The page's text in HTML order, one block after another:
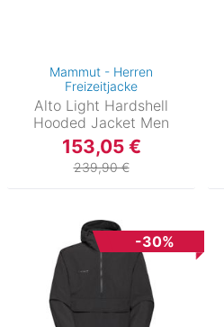
Mammut - Herren
Freizeitjacke
Alto Light Hardshell
Hooded Jacket Men
153,05 €
239,90 €
-30%